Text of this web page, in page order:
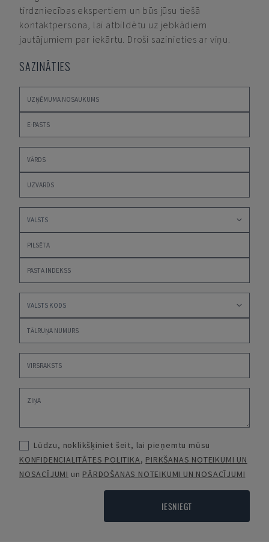
tirdzniecības ekspertiem un būs jūsu tiešā
kontaktpersona, lai atbildētu uz jebkādiem
jautājumiem par iekārtu. Droši sazinieties ar viņu.
SAZINĀTIES
Lūdzu, noklikšķiniet šeit, lai pieņemtu mūsu
KONFIDENCIALITĀTES POLITIKA, PIRKŠANAS NOTEIKUMI UN
NOSACĪJUMI un PĀRDOŠANAS NOTEIKUMI UN NOSACĪJUMI
IESNIEGT